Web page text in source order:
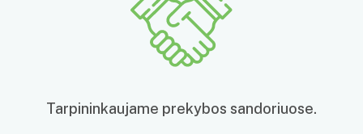
Tarpininkaujame prekybos sandoriuose.